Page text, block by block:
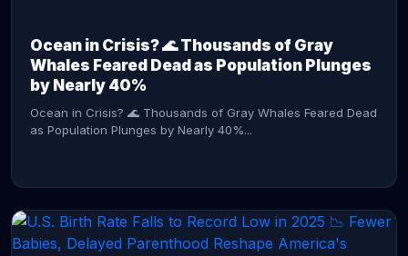
Ocean in Crisis? 🌊 Thousands of Gray
Whales Feared Dead as Population Plunges
by Nearly 40%
Ocean in Crisis? 🌊 Thousands of Gray Whales Feared Dead
as Population Plunges by Nearly 40%...